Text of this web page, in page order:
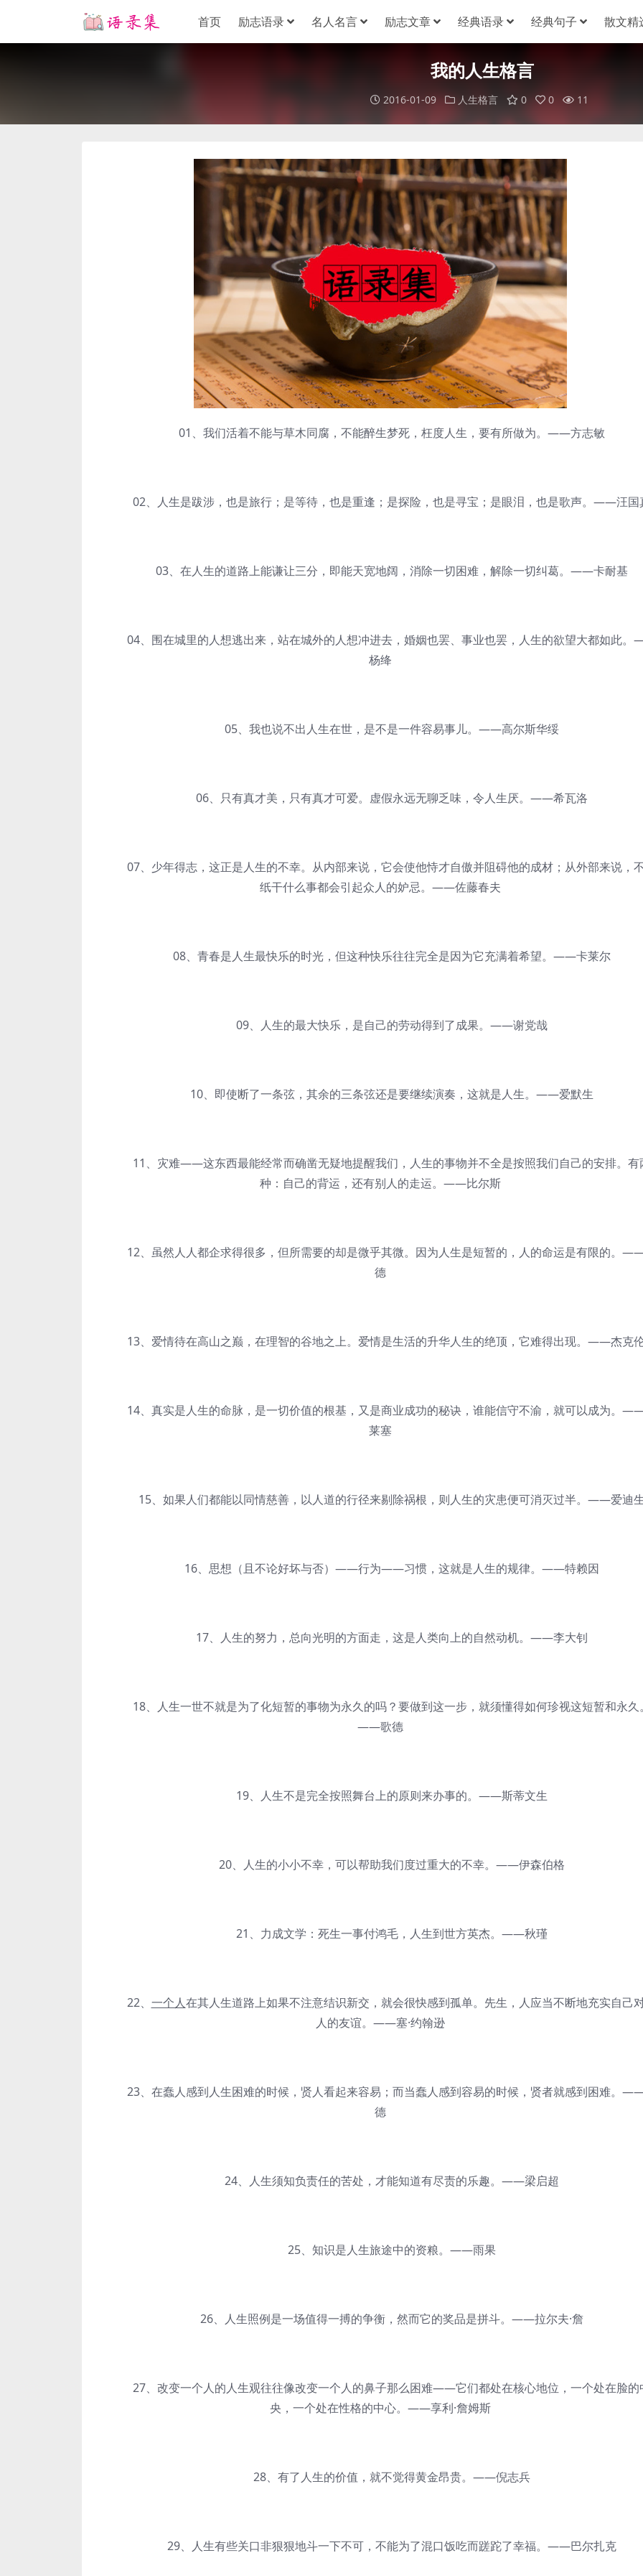
首页 励志语录 名人名言 励志文章 经典语录 经典句子 散文精
我的人生格言
2016-01-09 人生格言 0 0 11
01、我们活着不能与草木同腐，不能醉生梦死，枉度人生，要有所做为。——方志敏
02、人生是跋涉，也是旅行；是等待，也是重逢；是探险，也是寻宝；是眼泪，也是歌声。——汪国
03、在人生的道路上能谦让三分，即能天宽地阔，消除一切困难，解除一切纠葛。——卡耐基
04、围在城里的人想逃出来，站在城外的人想冲进去，婚姻也罢、事业也罢，人生的欲望大都如此
杨绛
05、我也说不出人生在世，是不是一件容易事儿。——高尔斯华绥
06、只有真才美，只有真才可爱。虚假永远无聊乏味，令人生厌。——希瓦洛
07、少年得志，这正是人生的不幸。从内部来说，它会使他恃才自傲并阻碍他的成材；从外部来说，
纸干什么事都会引起众人的妒忌。——佐藤春夫
08、青春是人生最快乐的时光，但这种快乐往往完全是因为它充满着希望。——卡莱尔
09、人生的最大快乐，是自己的劳动得到了成果。——谢党哉
10、即使断了一条弦，其余的三条弦还是要继续演奏，这就是人生。——爱默生
11、灾难——这东西最能经常而确凿无疑地提醒我们，人生的事物并不全是按照我们自己的安排。有
种：自己的背运，还有别人的走运。——比尔斯
12、虽然人人都企求得很多，但所需要的却是微乎其微。因为人生是短暂的，人的命运是有限的。
德
13、爱情待在高山之巅，在理智的谷地之上。爱情是生活的升华人生的绝顶，它难得出现。——杰克
14、真实是人生的命脉，是一切价值的根基，又是商业成功的秘诀，谁能信守不渝，就可以成为。
莱塞
15、如果人们都能以同情慈善，以人道的行径来剔除祸根，则人生的灾患便可消灭过半。——爱迪
16、思想（且不论好坏与否）——行为——习惯，这就是人生的规律。——特赖因
17、人生的努力，总向光明的方面走，这是人类向上的自然动机。——李大钊
18、人生一世不就是为了化短暂的事物为永久的吗？要做到这一步，就须懂得如何珍视这短暂和永久
——歌德
19、人生不是完全按照舞台上的原则来办事的。——斯蒂文生
20、人生的小小不幸，可以帮助我们度过重大的不幸。——伊森伯格
21、力成文学：死生一事付鸿毛，人生到世方英杰。——秋瑾
22、 一个人在其人生道路上如果不注意结识新交，就会很快感到孤单。先生，人应当不断地充实自己
人的友谊。——塞·约翰逊
23、在蠢人感到人生困难的时候，贤人看起来容易；而当蠢人感到容易的时候，贤者就感到困难。
德
24、人生须知负责任的苦处，才能知道有尽责的乐趣。——梁启超
25、知识是人生旅途中的资粮。——雨果
26、人生照例是一场值得一搏的争衡，然而它的奖品是拼斗。——拉尔夫·詹
27、改变一个人的人生观往往像改变一个人的鼻子那么困难——它们都处在核心地位，一个处在脸的
央，一个处在性格的中心。——享利·詹姆斯
28、有了人生的价值，就不觉得黄金昂贵。——倪志兵
29、人生有些关口非狠狠地斗一下不可，不能为了混口饭吃而蹉跎了幸福。——巴尔扎克